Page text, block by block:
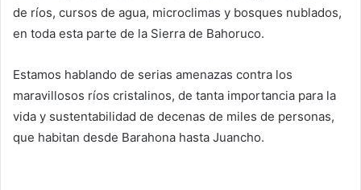
de ríos, cursos de agua, microclimas y bosques nublados,
en toda esta parte de la Sierra de Bahoruco.
Estamos hablando de serias amenazas contra los
maravillosos ríos cristalinos, de tanta importancia para la
vida y sustentabilidad de decenas de miles de personas,
que habitan desde Barahona hasta Juancho.